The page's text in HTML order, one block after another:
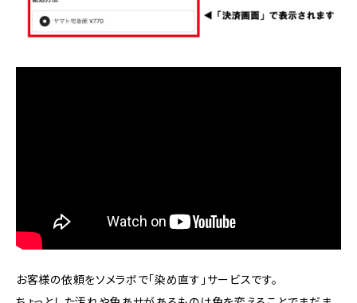
お客様の依頼をソメラボで「染め直す」サービスです。